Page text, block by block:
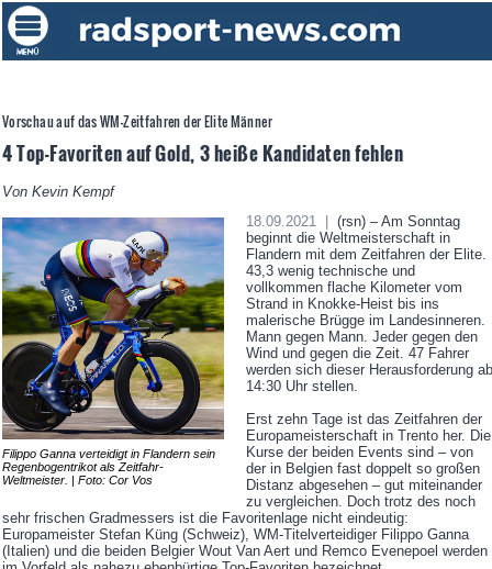
Vorschau auf das WM-Zeitfahren der Elite Männer
4 Top-Favoriten auf Gold, 3 heiße Kandidaten fehlen
Von Kevin Kempf
Filippo Ganna verteidigt in Flandern sein
Regenbogentrikot als Zeitfahr-
Weltmeister. | Foto: Cor Vos
18.09.2021 |
(rsn) – Am Sonntag
beginnt die Weltmeisterschaft in
Flandern mit dem Zeitfahren der Elite.
43,3 wenig technische und
vollkommen flache Kilometer vom
Strand in Knokke-Heist bis ins
malerische Brügge im Landesinneren.
Mann gegen Mann. Jeder gegen den
Wind und gegen die Zeit. 47 Fahrer
werden sich dieser Herausforderung ab
14:30 Uhr stellen.
Erst zehn Tage ist das Zeitfahren der
Europameisterschaft in Trento her. Die
Kurse der beiden Events sind – von
der in Belgien fast doppelt so großen
Distanz abgesehen – gut miteinander
zu vergleichen. Doch trotz des noch
sehr frischen Gradmessers ist die Favoritenlage nicht eindeutig:
Europameister Stefan Küng (Schweiz), WM-Titelverteidiger Filippo Ganna
(Italien) und die beiden Belgier Wout Van Aert und Remco Evenepoel werden